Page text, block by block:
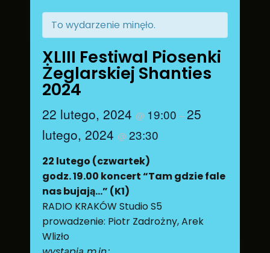
To wydarzenie minęło.
XLIII Festiwal Piosenki
Żeglarskiej Shanties
2024
22 lutego, 2024 @ 19:00 –25
lutego, 2024 @ 23:30
22 lutego (czwartek)
godz. 19.00 koncert “Tam gdzie fale
nas bujają…” (K1)
RADIO KRAKÓW Studio S5
prowadzenie: Piotr Zadrożny, Arek
Wlizło